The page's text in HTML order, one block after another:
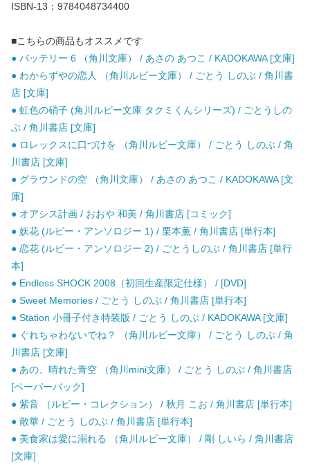
ISBN-13：9784048734400
■こちらの商品もオススメです
● バッテリー 6 （角川文庫） / あさの あつこ / KADOKAWA [文庫]
● わからずやの恋人 （角川ルビー文庫） / ごとう しのぶ / 角川書
店 [文庫]
● 虹色の硝子 (角川ルビー文庫 タクミくんシリーズ) / ごとうしの
ぶ / 角川書店 [文庫]
● ロレックスに口づけを （角川ルビー文庫） / ごとう しのぶ / 角
川書店 [文庫]
● グラウンドの空 （角川文庫） / あさの あつこ / KADOKAWA [文
庫]
● オアシス計画 / おおや 和美 / 角川書店 [コミック]
● 妖花 (ルビー・アンソロジー 1) / 栗本薫 / 角川書店 [単行本]
● 恋花 (ルビー・アンソロジー 2) / ごとうしのぶ / 角川書店 [単行
本]
● Endless SHOCK 2008（初回生産限定仕様） / [DVD]
● Sweet Memories / ごとう しのぶ / 角川書店 [単行本]
● Station 小冊子付き特装版 / ごとう しのぶ / KADOKAWA [文庫]
● ぐれちゃわないでね？ （角川ルビー文庫） / ごとう しのぶ / 角
川書店 [文庫]
● あの、晴れた青空 （角川mini文庫） / ごとう しのぶ / 角川書店
[ペーパーバック]
● 紫音 （ルビー・コレクション） / 秋月 こお / 角川書店 [単行本]
● 散華 / ごとう しのぶ / 角川書店 [単行本]
● 美食家は愛に溺れる （角川ルビー文庫） / 剛 しいら / 角川書店
[文庫]